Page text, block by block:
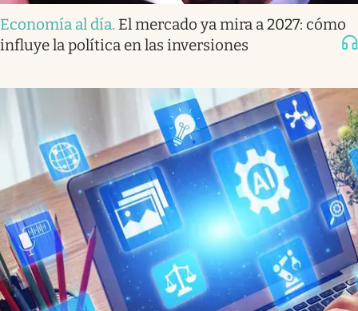
Economía al día. El mercado ya mira a 2027: cómo
influye la política en las inversiones